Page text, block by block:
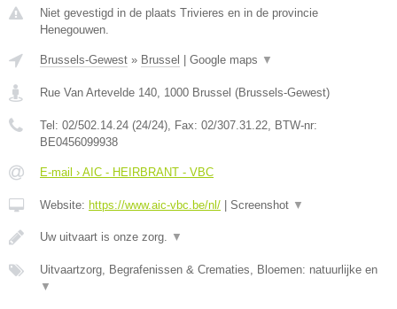
Niet gevestigd in de plaats Trivieres en in de provincie
Henegouwen.
Brussels-Gewest » Brussel Google maps ▼
Rue Van Artevelde 140, 1000 Brussel (Brussels-Gewest)
Tel: 02/502.14.24 (24/24), Fax: 02/307.31.22, BTW-nr:
BE0456099938
E-mail › AIC - HEIRBRANT - VBC
Website: https://www.aic-vbc.be/nl/ Screenshot ▼
Uw uitvaart is onze zorg. ▼
Uitvaartzorg, Begrafenissen & Crematies, Bloemen: natuurlijke en
▼